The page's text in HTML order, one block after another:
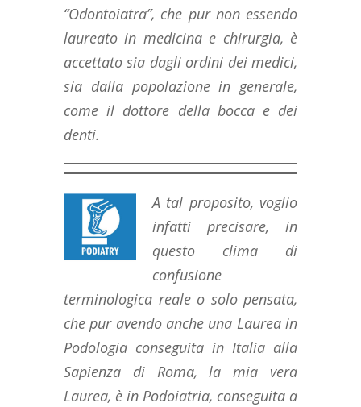
“Odontoiatra”, che pur non essendo
laureato in medicina e chirurgia, è
accettato sia dagli ordini dei medici,
sia dalla popolazione in generale,
come il dottore della bocca e dei
denti.
A tal proposito, voglio
infatti precisare, in
questo clima di
confusione
terminologica reale o solo pensata,
che pur avendo anche una Laurea in
Podologia conseguita in Italia alla
Sapienza di Roma, la mia vera
Laurea, è in Podoiatria, conseguita a